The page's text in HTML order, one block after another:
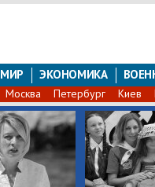
МИР ЭКОНОМИКА
Москва Петербург Киев